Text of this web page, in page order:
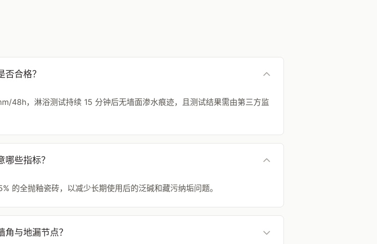
合格？
48h，淋浴测试持续 15 分钟后无墙面渗水痕迹，且测试结果需由第三方监
哪些指标？
的全抛釉瓷砖，以减少长期使用后的泛碱和藏污纳垢问题。
与地漏节点？